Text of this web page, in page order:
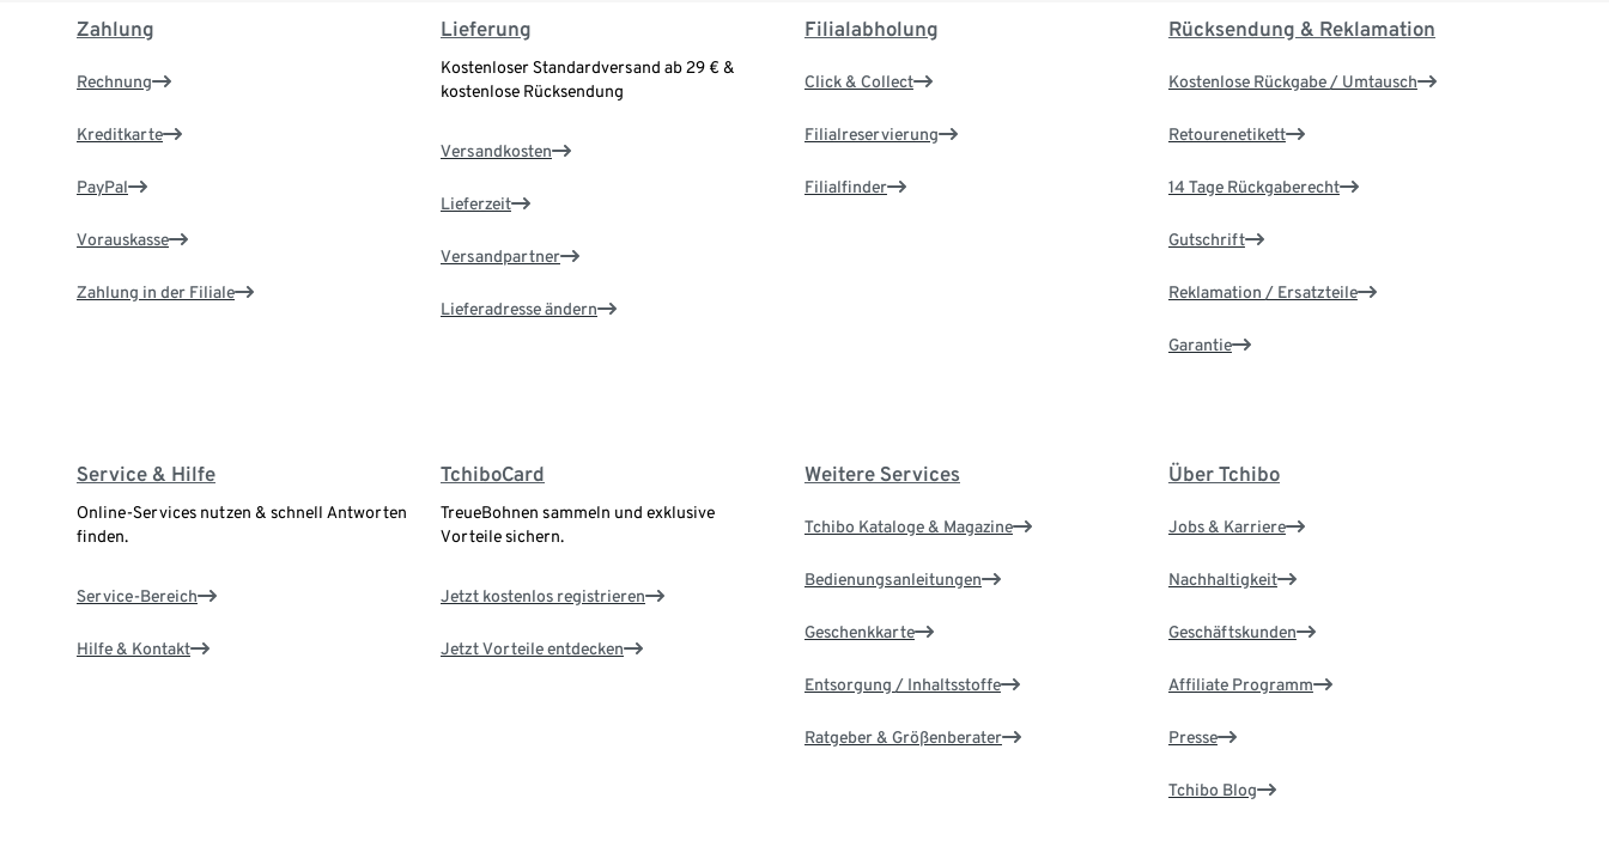
Zahlung
Rechnung
Kreditkarte
PayPal
Vorauskasse
Zahlung in der Filiale
Lieferung
Kostenloser Standardversand ab 29 € &
kostenlose Rücksendung
Versandkosten
Lieferzeit
Versandpartner
Lieferadresse ändern
Filialabholung
Click & Collect
Filialreservierung
Filialfinder
Rücksendung & Reklamation
Kostenlose Rückgabe / Umtausch
Retourenetikett
14 Tage Rückgaberecht
Gutschrift
Reklamation / Ersatzteile
Garantie
Service & Hilfe
Online-Services nutzen & schnell Antworten
finden.
Service-Bereich
Hilfe & Kontakt
TchiboCard
TreueBohnen sammeln und exklusive
Vorteile sichern.
Jetzt kostenlos registrieren
Jetzt Vorteile entdecken
Weitere Services
Tchibo Kataloge & Magazine
Bedienungsanleitungen
Geschenkkarte
Entsorgung / Inhaltsstoffe
Ratgeber & Größenberater
Über Tchibo
Jobs & Karriere
Nachhaltigkeit
Geschäftskunden
Affiliate Programm
Presse
Tchibo Blog